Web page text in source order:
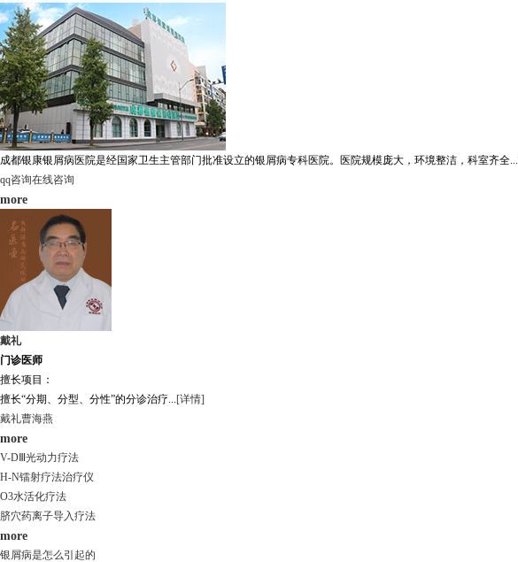
成都银康银屑病医院是经国家卫生主管部门批准设立的银屑病专科医院。医院规模庞大，环境整洁，科室齐全...
qq咨询在线咨询
more
戴礼
门诊医师
擅长项目：
擅长“分期、分型、分性”的分诊治疗...[详情]
戴礼曹海燕
more
V-DⅢ光动力疗法
H-N镭射疗法治疗仪
O3水活化疗法
脐穴药离子导入疗法
more
银屑病是怎么引起的